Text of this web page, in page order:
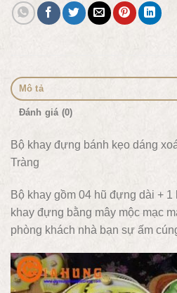
Mô tả
Đánh giá (0)
Bộ khay đựng bánh kẹo dáng
Tràng
Bộ khay gồm 04 hũ đựng dài +
khay đựng bằng mây mộc mạc
phòng khách nhà bạn sự ấm